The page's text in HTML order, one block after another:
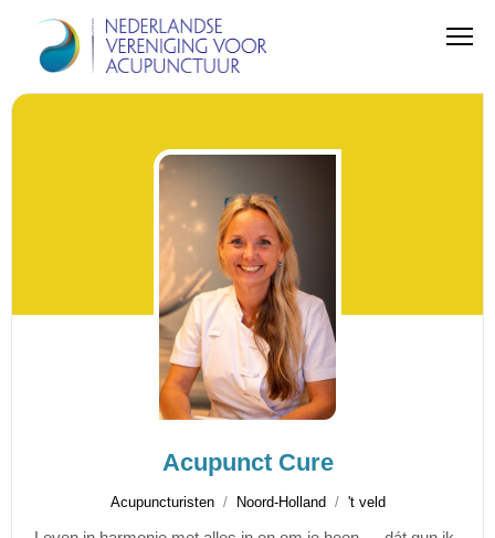
Acupunct Cure
Acupuncturisten Noord-Holland 't veld